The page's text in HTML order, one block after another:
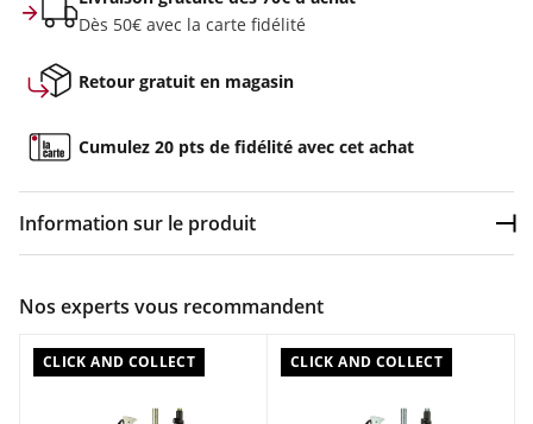
Dès 50€ avec la carte fidélité
Retour gratuit en magasin
Cumulez 20 pts de fidélité avec cet achat
Information sur le produit
BATON DE RANDONNEE Unisexe Elementerre SPEED-LOCK
Nos experts vous recommandent
CLICK AND COLLECT CLICK AND COLLECT